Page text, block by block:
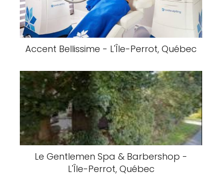
Accent Bellissime - L'Île-Perrot, Québec
Le Gentlemen Spa & Barbershop -
L'Île-Perrot, Québec